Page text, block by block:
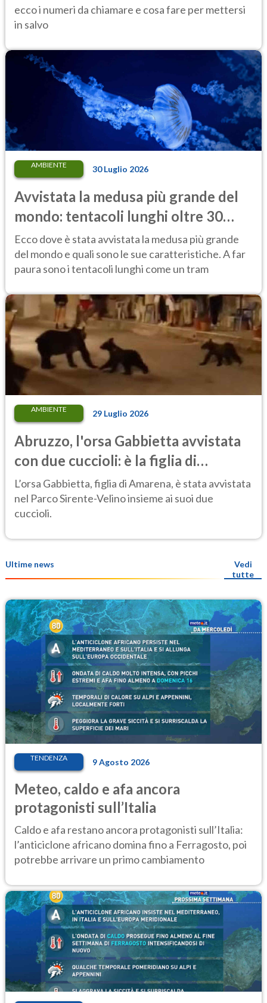
ecco i numeri da chiamare e cosa fare per mettersi
in salvo
AMBIENTE 30 Luglio 2026
Avvistata la medusa più grande del
mondo: tentacoli lunghi oltre 30
metri, più di un tram cittadino
Ecco dove è stata avvistata la medusa più grande
del mondo e quali sono le sue caratteristiche. A far
paura sono i tentacoli lunghi come un tram
AMBIENTE 29 Luglio 2026
Abruzzo, l'orsa Gabbietta avvistata
con due cuccioli: è la figlia di
Amarena
L’orsa Gabbietta, figlia di Amarena, è stata avvistata
nel Parco Sirente-Velino insieme ai suoi due
cuccioli.
Ultime news
Vedi
tutte
TENDENZA 9 Agosto 2026
Meteo, caldo e afa ancora
protagonisti sull’Italia
Caldo e afa restano ancora protagonisti sull’Italia:
l’anticiclone africano domina fino a Ferragosto, poi
potrebbe arrivare un primo cambiamento